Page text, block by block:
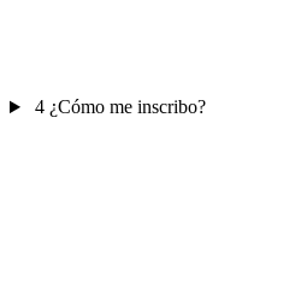
4 ¿Cómo me inscribo?